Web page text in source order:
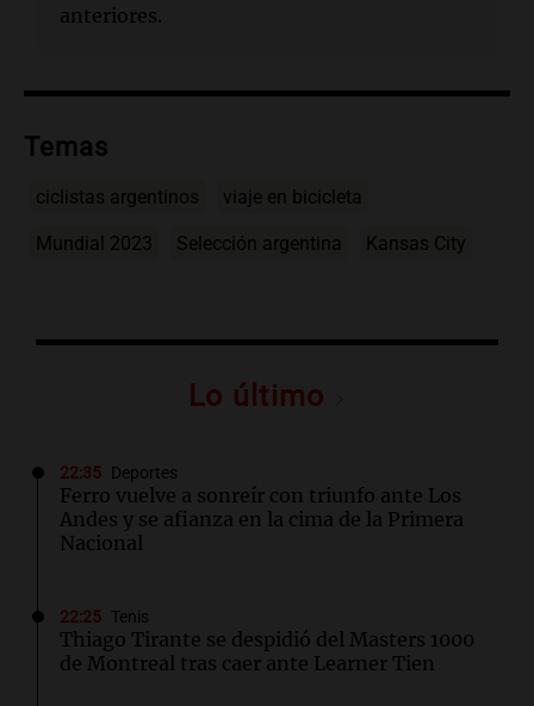
anteriores.
Temas
ciclistas argentinos viaje en bicicleta
Mundial 2023 Selección argentina Kansas City
Lo último
22:35 Deportes
Ferro vuelve a sonreír con triunfo ante Los
Andes y se afianza en la cima de la Primera
Nacional
22:25 Tenis
Thiago Tirante se despidió del Masters 1000
de Montreal tras caer ante Learner Tien